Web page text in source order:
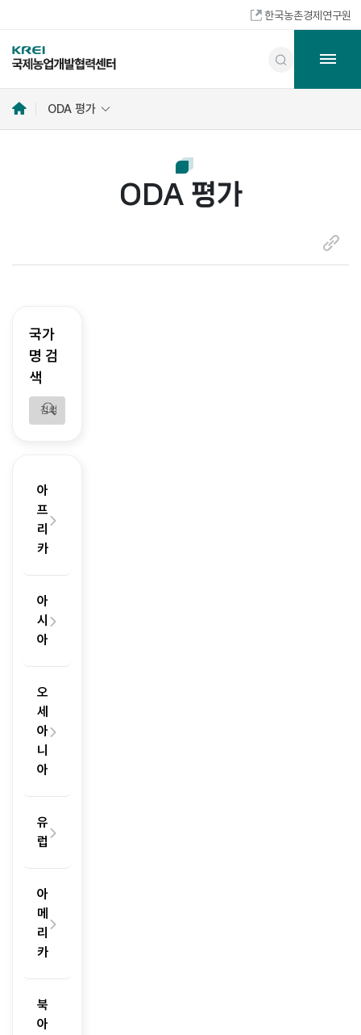
한국농촌경제연구원
홈
ODA 평가
ODA 평가
링
국가
명 검
색
검색어
아
프
리
카
아
시
아
오
세
아
니
아
유
럽
아
메
리
카
북
아